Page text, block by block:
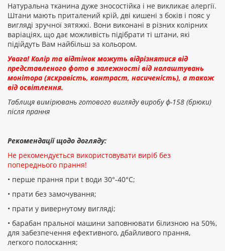
Натуральна тканина дуже зносостійка і не викликає алергії.
Штани мають приталений крій, дві кишені з боків і пояс у
вигляді зручної зятяжкі. Вони виконані в різних колірних
варіаціях, що дає можливість підібрати ті штани, які
підійдуть Вам найбільш за кольором.
Увага! Колір та відтінок можуть відрізнятися від
представленого фото в залежності від налаштувань
монітора (яскравість, контраст, насиченість), а також
від освітлення.
Таблиця вимірювань готового вигляду виробу ф-158 (брюки)
після прання
Рекомендації щодо догляду:
Не рекомендується використовувати виріб без
попереднього прання!
• перше прання при t води 30°-40°C;
• прати без замочування;
• прати у вивернутому вигляді;
• барабан пральної машини заповнювати білизною на 50%,
для забезпечення ефективного, дбайливого прання,
легкого полоскання;
ПРОДОВЖИТИ